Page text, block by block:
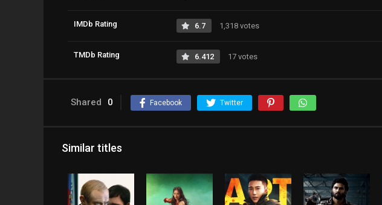
IMDb Rating 6.7 1,318 votes
TMDb Rating 6.412 17 votes
Shared 0 Facebook Twitter
Similar titles